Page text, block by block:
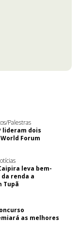
Palestras
lideram dois
Forum
leva bem-
renda a
Tupã
as melhores